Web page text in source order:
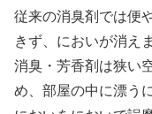
従来の消臭剤では便
きず、においが消え
消臭・芳香剤は狭い
め、部屋の中に漂う